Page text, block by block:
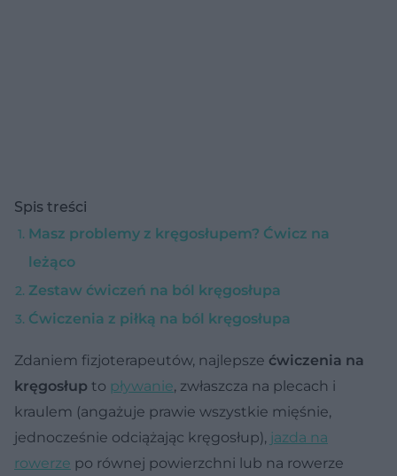
Spis treści
Masz problemy z kręgosłupem? Ćwicz na
leżąco
Zestaw ćwiczeń na ból kręgosłupa
Ćwiczenia z piłką na ból kręgosłupa
Zdaniem fizjoterapeutów, najlepsze ćwiczenia na
kręgosłup to pływanie, zwłaszcza na plecach i
kraulem (angażuje prawie wszystkie mięśnie,
jednocześnie odciążając kręgosłup), jazda na
rowerze po równej powierzchni lub na rowerze